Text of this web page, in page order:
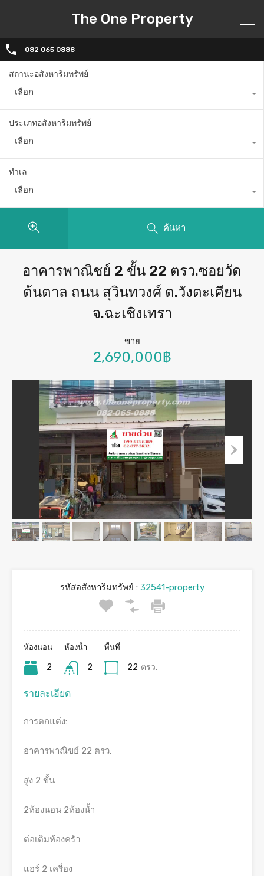
The One Property
082 065 0888
สถานะอสังหาริมทรัพย์
เลือก
ประเภทอสังหาริมทรัพย์
เลือก
ทำเล
เลือก
ค้นหา
อาคารพาณิชย์ 2 ขั้น 22 ตรว.ซอยวัด
ต้นตาล ถนน สุวินทวงศ์ ต.วังตะเคียน
จ.ฉะเชิงเทรา
ขาย
2,690,000฿
รหัสอสังหาริมทรัพย์ :32541-property
ห้องนอน
2
ห้องน้ำ
2
พื้นที่
22 ตรว.
รายละเอียด
การตกแต่ง:
อาคารพาณิขย์ 22 ตรว.
สูง 2 ขั้น
2ห้องนอน 2ห้องน้ำ
ต่อเติมห้องครัว
แอร์ 2 เครื่อง